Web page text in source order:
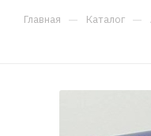
Главная — Каталог —